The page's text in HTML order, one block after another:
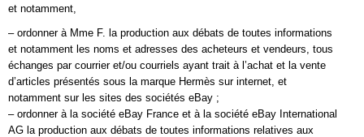
et notamment,
– ordonner à Mme F. la production aux débats de toutes informations
et notamment les noms et adresses des acheteurs et vendeurs, tous
échanges par courrier et/ou courriels ayant trait à l’achat et la vente
d’articles présentés sous la marque Hermès sur internet, et
notamment sur les sites des sociétés eBay ;
– ordonner à la société eBay France et à la société eBay International
AG la production aux débats de toutes informations relatives aux